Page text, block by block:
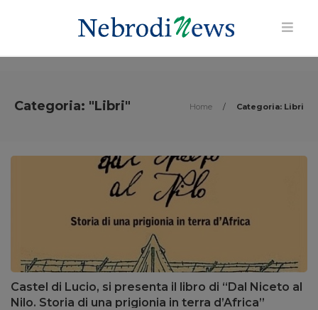
Categoria: "Libri" Home / Categoria: Libri
Castel di Lucio, si presenta il libro di “Dal Niceto al
Nilo. Storia di una prigionia in terra d’Africa”